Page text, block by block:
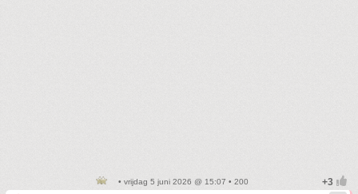
• vrijdag 5 juni 2026 @ 15:07 • 200